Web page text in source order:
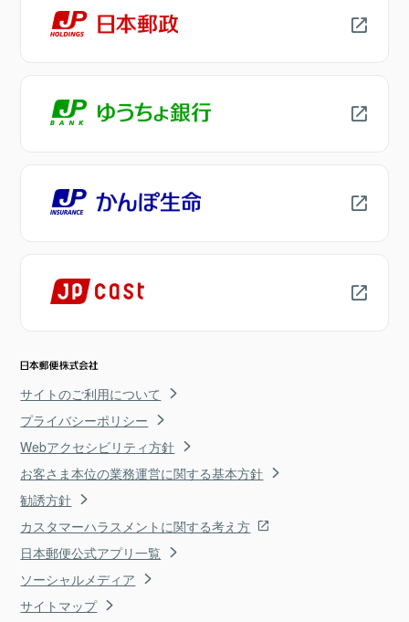
サイトのご利用について
プライバシーポリシー
Webアクセシビリティ方針
お客さま本位の業務運営に関する基本方針
勧誘方針
カスタマーハラスメントに関する考え方
日本郵便公式アプリ一覧
ソーシャルメディア
サイトマップ